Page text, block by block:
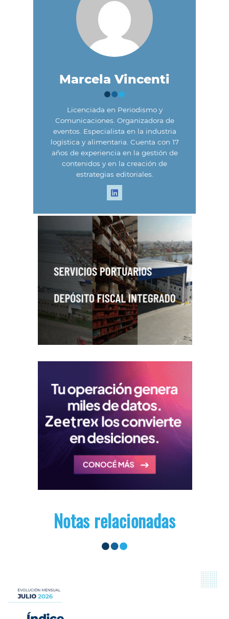
Marcela Vincenti
Licenciada en Periodismo y
Comunicaciones. Organizadora de
eventos. Especialista en la industria
logística y alimentaria. Cuenta con 17
años de experiencia en la gestión de
contenidos y en la creación de
estrategias editoriales.
Notas relacionadas